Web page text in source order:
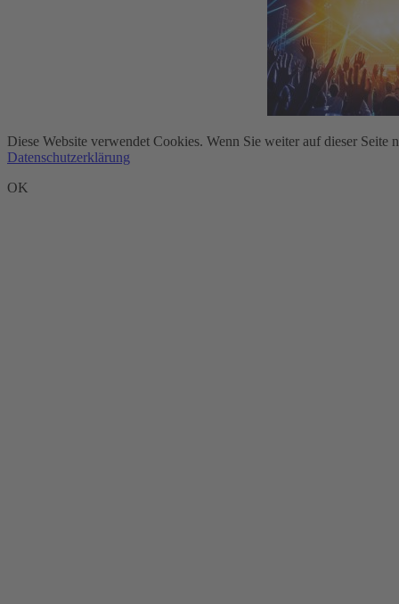
Diese Website verwendet Cookies. Wenn Sie weiter auf dieser
Datenschutzerklärung
OK